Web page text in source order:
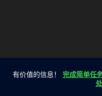
有价值的信息！ 完成简单任